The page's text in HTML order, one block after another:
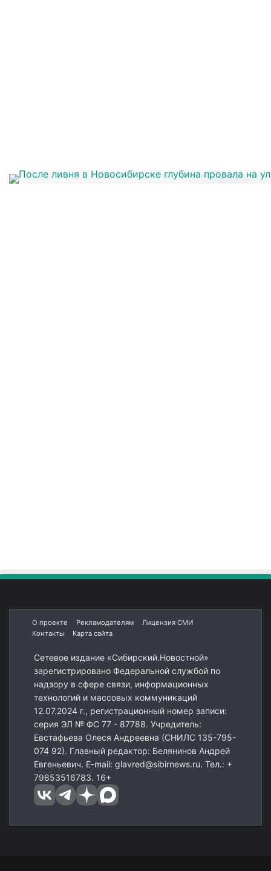
О проекте Рекламодателям
Лицензия СМИ
Контакты
Карта сайта
Сетевое издание «Сибирский.Новостной»
зарегистрировано Федеральной службой по
надзору в сфере связи, информационных
технологий и массовых коммуникаций
12.07.2024 г., регистрационный номер записи:
серия ЭЛ № ФС 77 - 87788. Учредитель:
Евстафьева Олеся Андреевна (СНИЛС 135-795-
074 92). Главный редактор: Белянинов Андрей
Евгеньевич. E-mail: glavred@sibirnews.ru. Тел.: +
79853516783. 16+